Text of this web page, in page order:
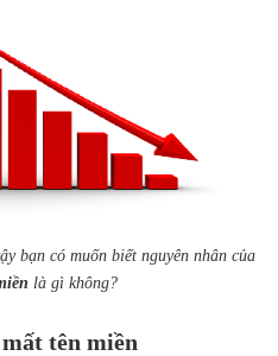
bạn có muốn biết nguyên nhân của
là gì không?
tên miền